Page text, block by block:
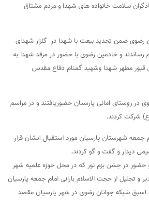
سلامت خانواده های شهدا و مردم مشتاق
رضوی ضمن تجدید بیعت با شهدا در گلزار شهدای
و خادمین رضوی با حضور در مرقد شهدا به
قبور مطهر شهدا وشهید گمنام دفاع مقدس
روستای امانی پارسیان حضوریافتند و در مراسم
شرکت کردند.
جمعه شهرستان پارسیان مورد استقبال ایشان قرار
دیدار و گفت و گو کردند.
و حضور در جشن بزم نور که در محل حوزه علمیه شهر
و تجلیل از حجت الاسلام بارانی امام جمعه پارسیان
اسبق شبکه جوانان رضوی در شهر پارسیان مقصد